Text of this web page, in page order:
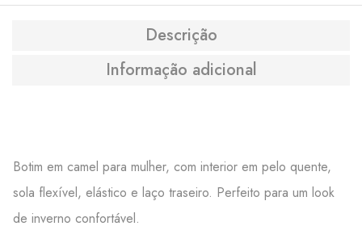
Descrição
Informação adicional
Botim em camel para mulher, com interior em pelo quente,
sola flexível, elástico e laço traseiro. Perfeito para um look
de inverno confortável.